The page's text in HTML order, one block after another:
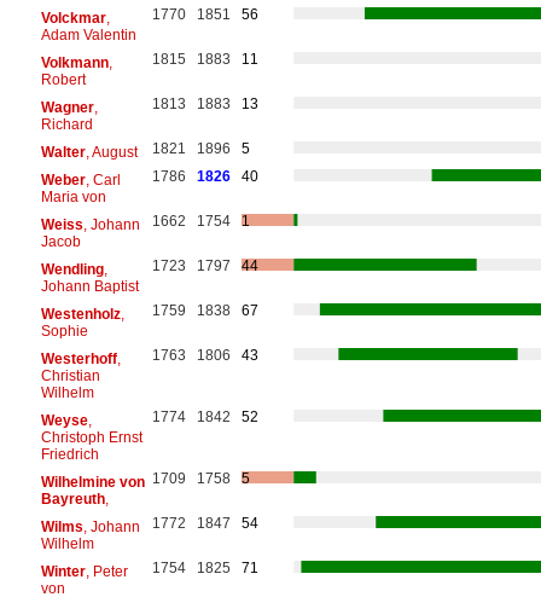
Volckmar,
Adam Valentin
1770 1851 56
Volkmann,
Robert
1815 1883 11
Wagner,
Richard
1813 1883 13
Walter, August 1821 1896
5
Weber, Carl
Maria von
1786 1826 40
Weiss , Johann
Jacob
1662 1754 1
Wendling,
Johann Baptist
1723 1797 44
Westenholz,
Sophie
1759 1838 67
Westerhoff,
Christian
Wilhelm
1763 1806 43
Weyse,
Christoph Ernst
Friedrich
1774 1842 52
Wilhelmine von
Bayreuth,
1709 1758 5
Wilms , Johann
Wilhelm
1772 1847 54
Winter, Peter
von
1754 1825 71